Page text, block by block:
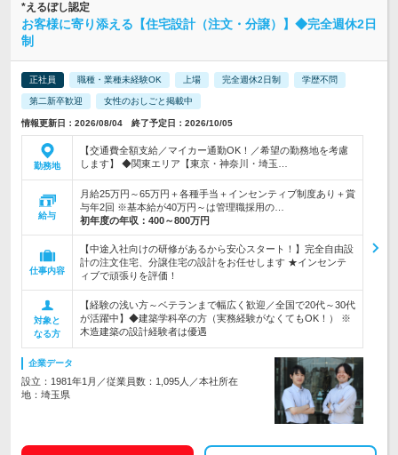
*えるぼし認定
お客様に寄り添える【住宅設計（注文・分譲）】◆完全週休2日
制
正社員 職種・業種未経験OK 上場 完全週休2日制 学歴不問
第二新卒歓迎 女性のおしごと掲載中
情報更新日：2026/08/04 終了予定日：2026/10/05
勤務地
【交通費全額支給／マイカー通勤OK！／希望の勤務地を考慮
します】 ◆関東エリア【東京・神奈川・埼玉…
給与
月給25万円～65万円＋各種手当＋インセンティブ制度あり＋賞
与年2回 ※基本給が40万円～は管理職採用の…
初年度の年収： 400～800万円
仕事内容
【中途入社向けの研修があるから安心スタート！】完全自由設
計の注文住宅、分譲住宅の設計をお任せします ★インセンテ
ィブで頑張りを評価！
対象と
なる方
【経験の浅い方～ベテランまで幅広く歓迎／全国で20代～30代
が活躍中】◆建築学科卒の方（実務経験がなくてもOK！） ※
木造建築の設計経験者は優遇
企業データ
設立：1981年1月／従業員数：1,095人／本社所在
地：埼玉県